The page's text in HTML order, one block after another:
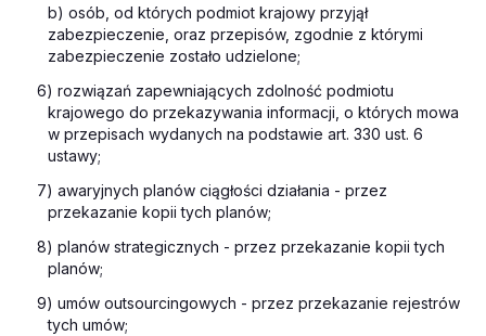
b) osób, od których podmiot krajowy przyjął
zabezpieczenie, oraz przepisów, zgodnie z którymi
zabezpieczenie zostało udzielone;
6) rozwiązań zapewniających zdolność podmiotu
krajowego do przekazywania informacji, o których mowa
w przepisach wydanych na podstawie art. 330 ust. 6
ustawy;
7) awaryjnych planów ciągłości działania - przez
przekazanie kopii tych planów;
8) planów strategicznych - przez przekazanie kopii tych
planów;
9) umów outsourcingowych - przez przekazanie rejestrów
tych umów;